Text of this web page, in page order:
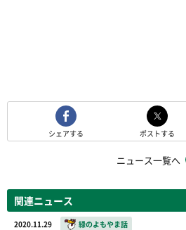
シェアする ポストする
ニュース一覧へ
関連ニュース
2020.11.29 緑のよもやま話